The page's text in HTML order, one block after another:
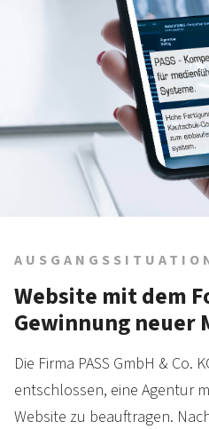
Website mit dem
Gewinnung neuer
Die Firma PASS GmbH & Co.
entschlossen, eine Agentur
Website zu beauftragen.